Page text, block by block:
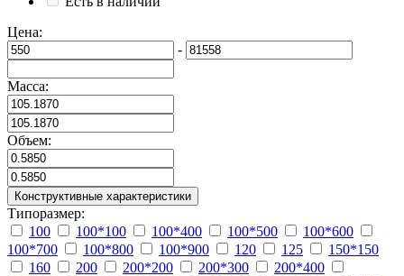
Цена:
-
Масса:
Объем:
Конструктивные характеристики
Типоразмер:
100
100*100 100*400 100*500
100*600
100*700
100*800 100*900 120 125
150*150
160
200 200*200 200*300
200*400